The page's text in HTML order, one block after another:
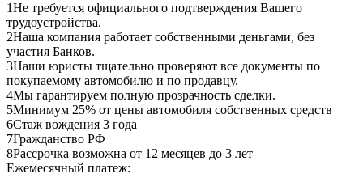
1Не требуется официального подтверждения Вашего
трудоустройства.
2Наша компания работает собственными деньгами, без
участия Банков.
3Наши юристы тщательно проверяют все документы по
покупаемому автомобилю и по продавцу.
4Мы гарантируем полную прозрачность сделки.
5Минимум 25% от цены автомобиля собственных средств
6Стаж вождения 3 года
7Гражданство РФ
8Рассрочка возможна от 12 месяцев до 3 лет
Ежемесячный платеж: